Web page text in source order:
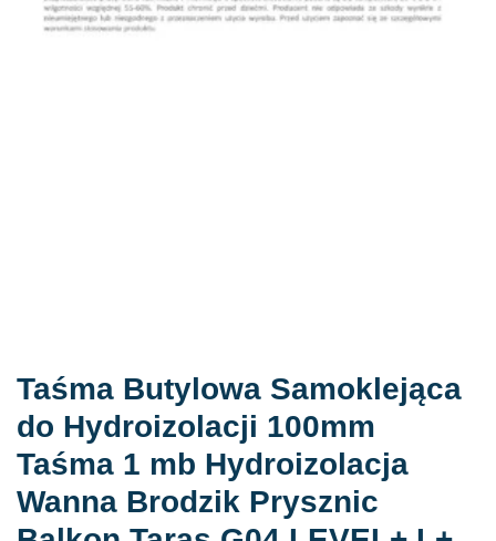
Taśma Butylowa Samoklejąca
do Hydroizolacji 100mm
Taśma 1 mb Hydroizolacja
Wanna Brodzik Prysznic